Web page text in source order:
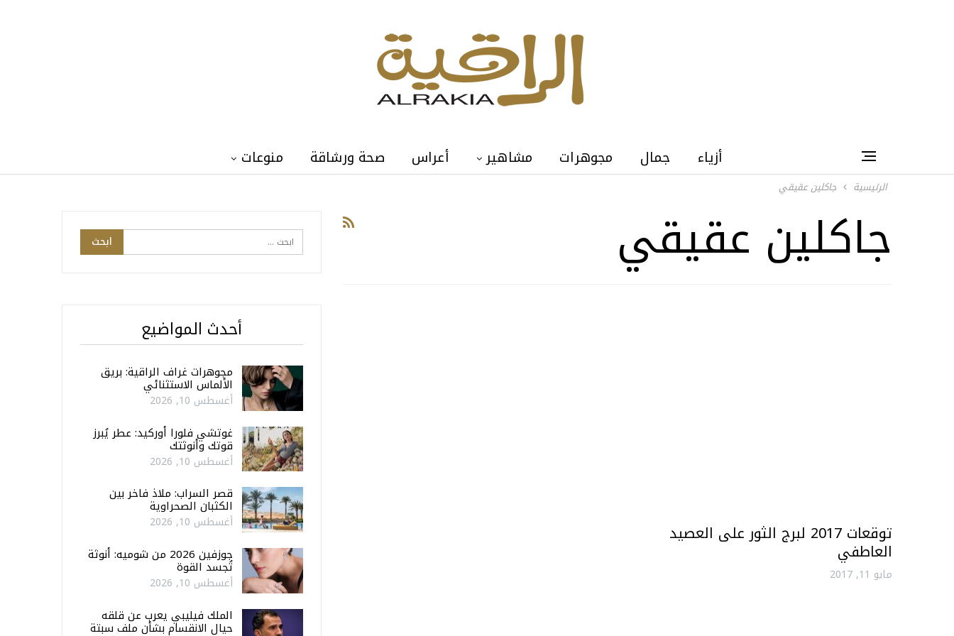
أزياء جمال مجوهرات مشاهير أعراس صحة ورشاقة منوعات
الرئيسية جاكلين عقيقي
جاكلين عقيقي
توقعات 2017 لبرج الثور على العصيد
العاطفي
مايو 11, 2017
أحدث المواضيع
مجوهرات غراف الراقية: بريق
الألماس الاستثنائي
أغسطس 10, 2026
غوتشي فلورا أوركيد: عطر يُبرز
قوتك وأنوثتك
أغسطس 10, 2026
قصر السراب: ملاذ فاخر بين
الكثبان الصحراوية
أغسطس 10, 2026
جوزفين 2026 من شوميه: أنوثة
تُجسد القوة
أغسطس 10, 2026
الملك فيليبي يعرب عن قلقه
حيال الانقسام بشأن ملف سبتة